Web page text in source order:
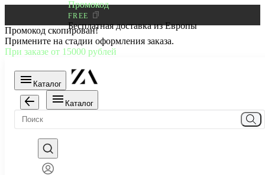
Промокод
FREE
Бесплатная доставка из Европы
Промокод скопирован!
Примените на стадии оформления заказа.
При заказе от 15000 рублей
Каталог
Каталог